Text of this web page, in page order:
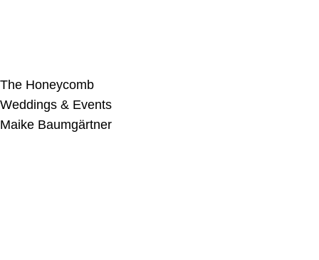
The Honeycomb
Weddings & Events
Maike Baumgärtner